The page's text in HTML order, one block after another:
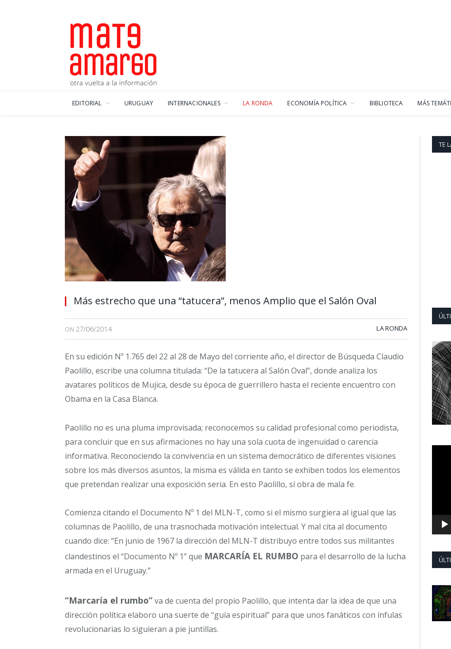
EDITORIAL URUGUAY INTERNACIONALES LA RONDA ECONOMÍA POLÍTICA BIBLIOTECA MÁS
Más estrecho que una “tatucera”, menos Amplio que el Salón Oval
ON 27/06/2014 LA RONDA
En su edición Nº 1.765 del 22 al 28 de Mayo del corriente año, el director de Búsqueda Claudio
Paolillo, escribe una columna titulada: “De la tatucera al Salón Oval”, donde analiza los
avatares políticos de Mujica, desde su época de guerrillero hasta el reciente encuentro con
Obama en la Casa Blanca.
Paolillo no es una pluma improvisada; reconocemos su calidad profesional como periodista,
para concluir que en sus afirmaciones no hay una sola cuota de ingenuidad o carencia
informativa. Reconociendo la convivencia en un sistema democrático de diferentes visiones
sobre los más diversos asuntos, la misma es válida en tanto se exhiben todos los elementos
que pretendan realizar una exposición seria. En esto Paolillo, sí obra de mala fe.
Comienza citando el Documento Nº 1 del MLN-T, como si el mismo surgiera al igual que las
columnas de Paolillo, de una trasnochada motivación intelectual. Y mal cita al documento
cuando dice: “En junio de 1967 la dirección del MLN-T distribuyo entre todos sus militantes
clandestinos el “Documento Nº 1” que MARCARÍA EL RUMBO para el desarrollo de la lucha
armada en el Uruguay.”
“Marcaría el rumbo”va de cuenta del propio Paolillo, que intenta dar la idea de que una
dirección política elaboro una suerte de “guía espiritual” para que unos fanáticos con ínfulas
revolucionarias lo siguieran a pie juntillas.
TE